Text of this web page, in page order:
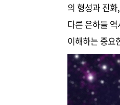
의 형성과 진
다른 은하들
이해하는 중요